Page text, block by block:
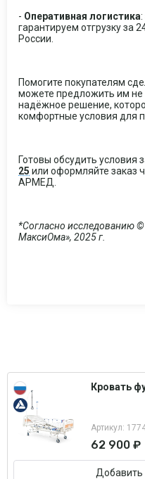
- Оперативная логистика
гарантируем отгрузку за
России.
Помогите покупателям
можете предложить им не
надёжное решение,
комфортные условия для
Готовы обсудить условия
25 или оформляйте заказ
АРМЕД.
*Согласно исследованию
МаксиОма», 2025 г.
Кровать
Артикул:
62 900 ₽
Добавить